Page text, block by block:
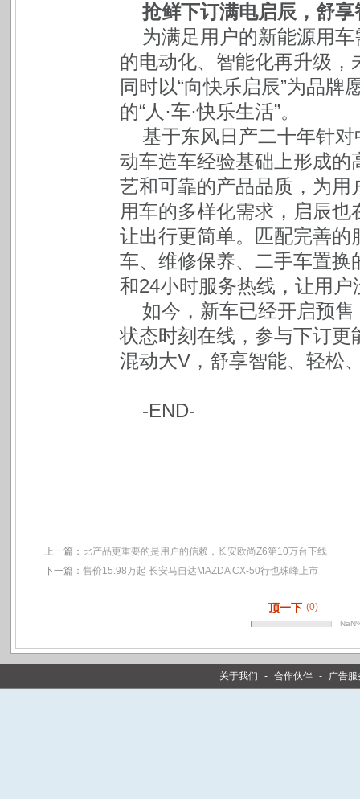
抢鲜下订满电启辰，舒
为满足用户的新能源用
的电动化、智能化再升级
同时以“向快乐启辰”为品
的“人·车·快乐生活”。
基于东风日产二十年针
动车造车经验基础上形成
艺和可靠的产品品质，为
用车的多样化需求，启辰
让出行更简单。匹配完善
车、维修保养、二手车置
和24小时服务热线，让用
如今，新车已经开启预
状态时刻在线，参与下订
混动大V，舒享智能、轻松
-END-
上一篇： 比产品更重要的是用户的信赖，长安欧尚Z6第10万台下线
下一篇： 售价15.98万起 长安马自达MAZDA CX-50行也珠峰上市
顶一下 (0)
关于我们 - 合作伙伴 - 广告服